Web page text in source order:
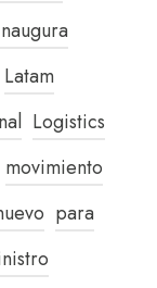
Latam
Logistics
movimiento
para